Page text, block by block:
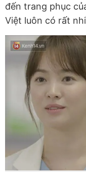
đến trang phục
Việt luôn có rất